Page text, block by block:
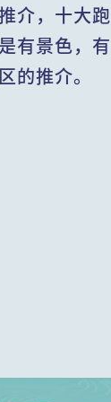
介，十大跑
有景色，有
推介。